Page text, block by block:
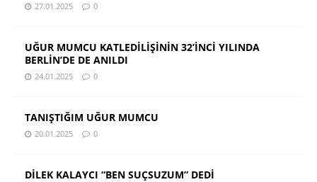
27.01.2025 0
UĞUR MUMCU KATLEDİLİŞİNİN 32’İNCİ YILINDA
BERLİN’DE DE ANILDI
24.01.2025 0
TANIŞTIĞIM UĞUR MUMCU
20.01.2025 0
DİLEK KALAYCI “BEN SUÇSUZUM” DEDİ